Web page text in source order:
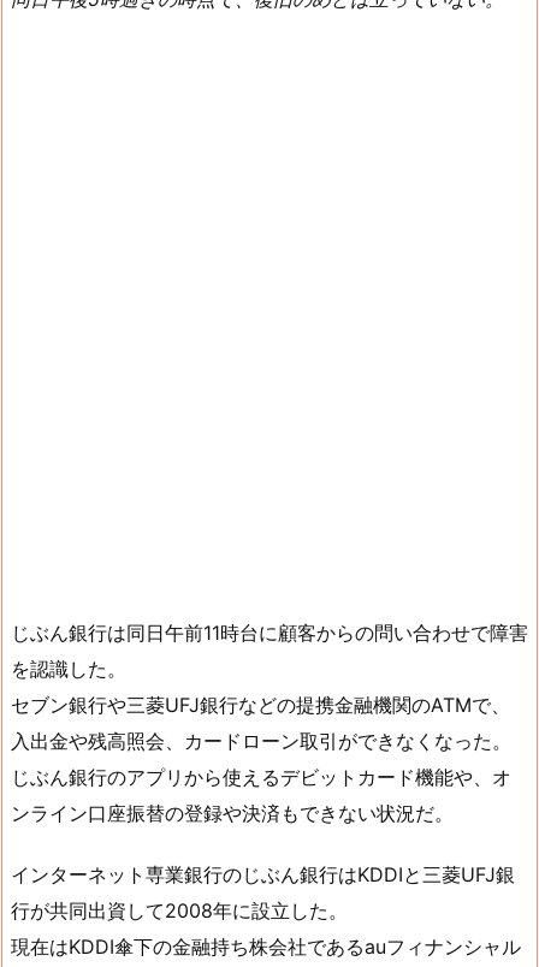
じぶん銀行は同日午前11時台に顧客からの問い合わせで障害
を認識した。
セブン銀行や三菱UFJ銀行などの提携金融機関のATMで、
入出金や残高照会、カードローン取引ができなくなった。
じぶん銀行のアプリから使えるデビットカード機能や、オ
ンライン口座振替の登録や決済もできない状況だ。
インターネット専業銀行のじぶん銀行はKDDIと三菱UFJ銀
行が共同出資して2008年に設立した。
現在はKDDI傘下の金融持ち株会社であるauフィナンシャル